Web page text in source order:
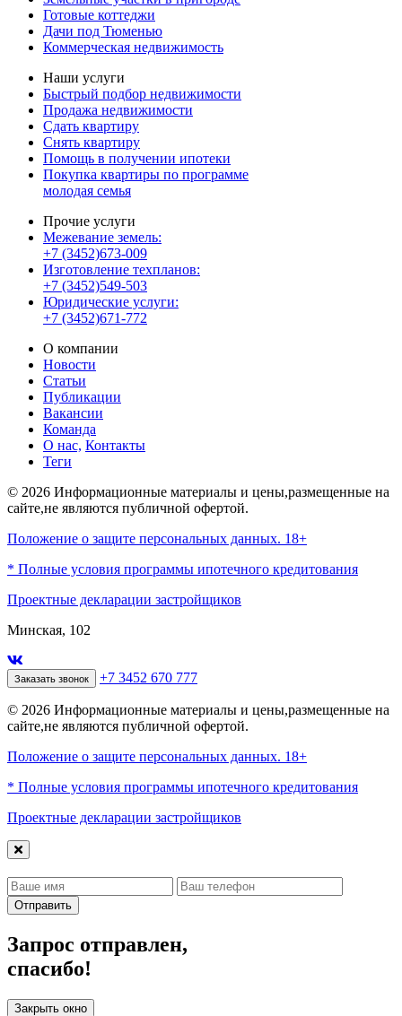
Готовые коттеджи
Дачи под Тюменью
Коммерческая недвижимость
Наши услуги
Быстрый подбор недвижимости
Продажа недвижимости
Сдать квартиру
Снять квартиру
Помощь в получении ипотеки
Покупка квартиры по программе
молодая семья
Прочие услуги
Межевание земель:
+7 (3452)673-009
Изготовление техпланов:
+7 (3452)549-503
Юридические услуги:
+7 (3452)671-772
О компании
Новости
Статьи
Публикации
Вакансии
Команда
О нас, Контакты
Теги
© 2026 Информационные материалы и цены,размещенные на
сайте,не являются публичной офертой.
Положение о защите персональных данных. 18+
* Полные условия программы ипотечного кредитования
Проектные декларации застройщиков
Минская, 102
Заказать звонок +7 3452 670 777
© 2026 Информационные материалы и цены,размещенные на
сайте,не являются публичной офертой.
Положение о защите персональных данных. 18+
* Полные условия программы ипотечного кредитования
Проектные декларации застройщиков
Отправить
Запрос отправлен,
спасибо!
Закрыть окно